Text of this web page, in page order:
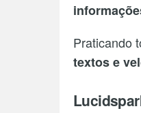
Praticando
textos e